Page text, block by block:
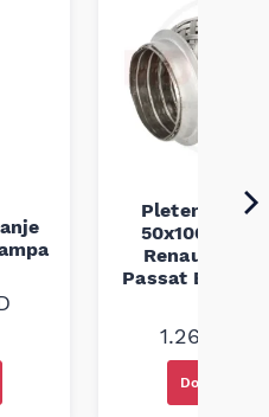
Pletenica
50x100 Audi
Renault
Passat B5
1.260,00
Dodaj u